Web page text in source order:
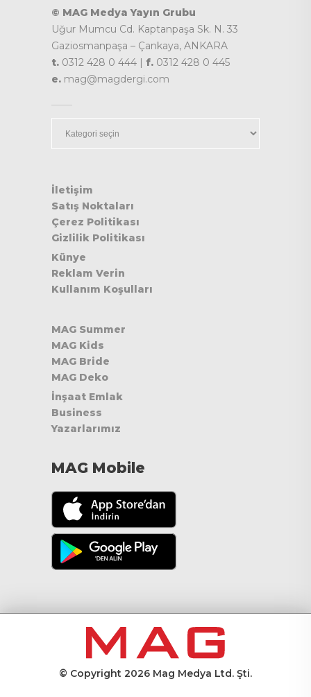
© MAG Medya Yayın Grubu
Uğur Mumcu Cd. Kaptanpaşa Sk. N. 33
Gaziosmanpaşa – Çankaya, ANKARA
t. 0312 428 0 444 | f. 0312 428 0 445
e. mag@magdergi.com
İletişim
Satış Noktaları
Çerez Politikası
Gizlilik Politikası
Künye
Reklam Verin
Kullanım Koşulları
MAG Summer
MAG Kids
MAG Bride
MAG Deko
İnşaat Emlak
Business
Yazarlarımız
MAG Mobile
© Copyright 2026 Mag Medya Ltd. Şti.